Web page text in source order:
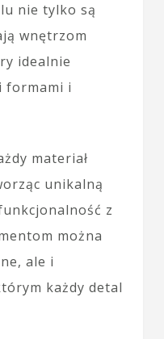
nie tylko są
wnętrzom
idealnie
formami i
materiał
unikalną
z
można
ale i
każdy detal